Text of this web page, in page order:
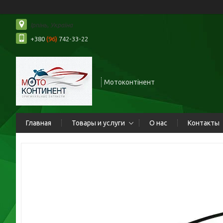
Ірпінь, Україна
+380 (96) 742-33-22
Мотоконтінент
Главная Товары и услуги О нас Контакты